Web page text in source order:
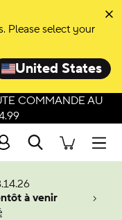
Please select your
United States
COMMANDE AU
Recherche
à venir